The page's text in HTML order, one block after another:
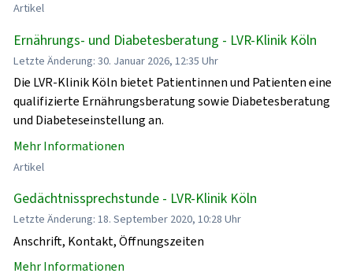
Artikel
Ernährungs- und Diabetesberatung - LVR-Klinik Köln
Letzte Änderung: 30. Januar 2026, 12:35 Uhr
Die LVR-Klinik Köln bietet Patientinnen und Patienten eine
qualifizierte Ernährungsberatung sowie Diabetesberatung
und Diabeteseinstellung an.
Mehr Informationen
Artikel
Gedächtnissprechstunde - LVR-Klinik Köln
Letzte Änderung: 18. September 2020, 10:28 Uhr
Anschrift, Kontakt, Öffnungszeiten
Mehr Informationen